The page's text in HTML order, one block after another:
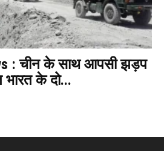
: चीन के साथ आपसी झड़प
के दो...